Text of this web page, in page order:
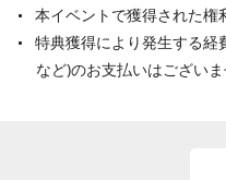
本イベントで獲得された権
特典獲得により発生する経
など)のお支払いはございま